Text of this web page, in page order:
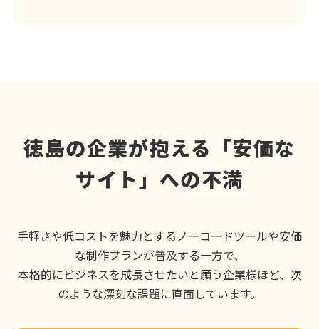
徳島の企業が抱える「安価な
サイト」への不満
手軽さや低コストを魅力とするノーコードツールや安価
な制作プランが普及する一方で、
本格的にビジネスを成長させたいと願う企業様ほど、次
のような深刻な課題に直面しています。